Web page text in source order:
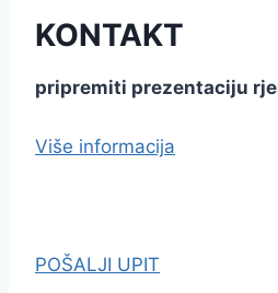
KONTAKT
pripremiti prezentaciju
Više informacija
POŠALJI UPIT